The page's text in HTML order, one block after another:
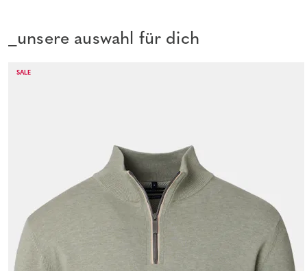
_unsere auswahl für dich
SALE